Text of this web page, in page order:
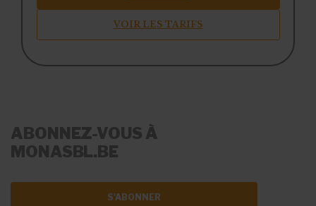
VOIR LES TARIFS
ABONNEZ-VOUS À
MONASBL.BE
S'ABONNER